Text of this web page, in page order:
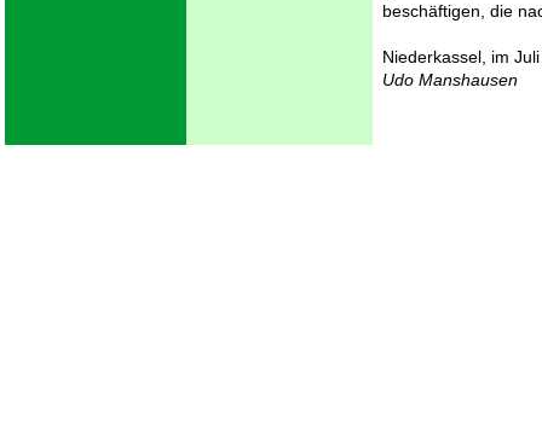
beschäftigen, die
Niederkassel, im
Udo Manshausen